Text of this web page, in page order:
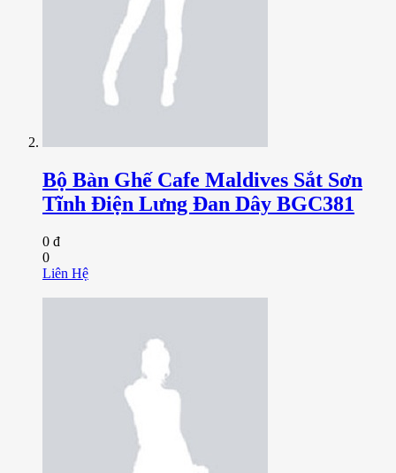
Bộ Bàn Ghế Cafe Maldives Sắt Sơn
Tĩnh Điện Lưng Đan Dây BGC381
0 đ
0
Liên Hệ